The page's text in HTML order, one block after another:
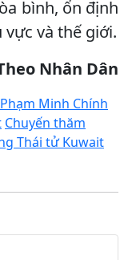
bình, ổn định
và thế giới.
Nhân Dân
Minh Chính
Chuyến thăm
Thái tử Kuwait